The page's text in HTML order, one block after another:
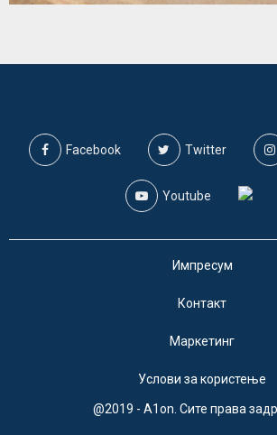
Facebook Twitter
Youtube
Импресум
Контакт
Маркетинг
Услови за користење
@2019 - A1on. Сите права